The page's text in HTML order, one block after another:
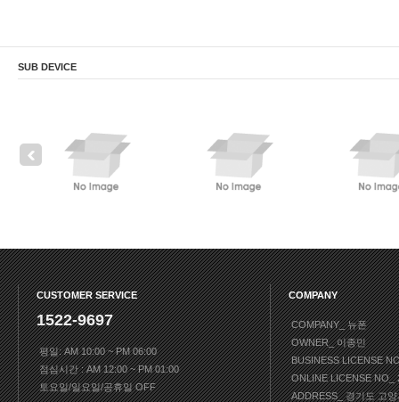
SUB DEVICE
CUSTOMER SERVICE
1522-9697
평일: AM 10:00 ~ PM 06:00
점심시간 : AM 12:00 ~ PM 01:00
토요일/일요일/공휴일 OFF
COMPANY
COMPANY_ 뉴폰
OWNER_ 이종민
BUSINESS LICENSE
ONLINE LICENSE NO_
ADDRESS_ 경기도 고